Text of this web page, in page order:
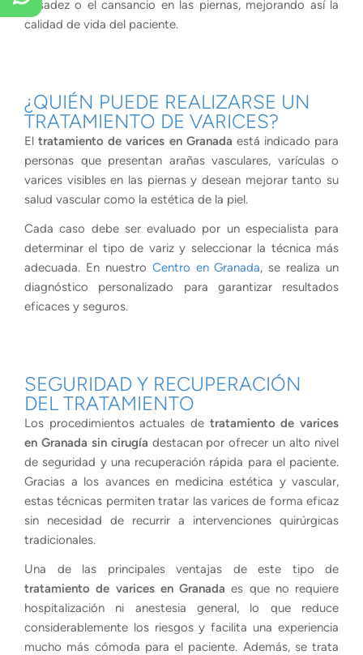
pesadez o el cansancio en las piernas, mejorando así la
calidad de vida del paciente.
¿QUIÉN PUEDE REALIZARSE UN
TRATAMIENTO DE VARICES?
Eltratamiento de varices en Granada está indicado para
personas que presentan arañas vasculares, varículas o
varices visibles en las piernas y desean mejorar tanto su
salud vascular como la estética de la piel.
Cada caso debe ser evaluado por un especialista para
determinar el tipo de variz y seleccionar la técnica más
adecuada. En nuestro Centro en Granada, se realiza un
diagnóstico personalizado para garantizar resultados
eficaces y seguros.
SEGURIDAD Y RECUPERACIÓN
DEL TRATAMIENTO
Los procedimientos actuales de tratamiento de varices
en Granada sin cirugía destacan por ofrecer un alto nivel
de seguridad y una recuperación rápida para el paciente.
Gracias a los avances en medicina estética y vascular,
estas técnicas permiten tratar las varices de forma eficaz
sin necesidad de recurrir a intervenciones quirúrgicas
tradicionales.
Una de las principales ventajas de este tipo de
tratamiento de varices en Granada es que no requiere
hospitalización ni anestesia general, lo que reduce
considerablemente los riesgos y facilita una experiencia
mucho más cómoda para el paciente. Además, se trata